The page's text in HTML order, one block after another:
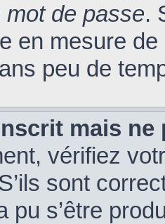
de passe.
en mesure
peu de
mais ne
vérifiez
sont
pu s’être